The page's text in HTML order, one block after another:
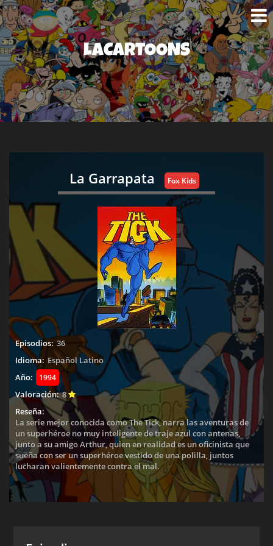
LACARTOONS
La Garrapata Fox Kids
Episodios: 36
Idioma: Español Latino
Año:
1994
Valoración: 8
Reseña:
La serie mejor conocida como The Tick, narra las aventuras de
un superhéroe no muy inteligente de traje azul con antenas,
junto a su amigo Arthur, quien en realidad es un oficinista que
sueña con ser un superhéroe vestido de una polilla, juntos
lucharan valientemente contra el mal.